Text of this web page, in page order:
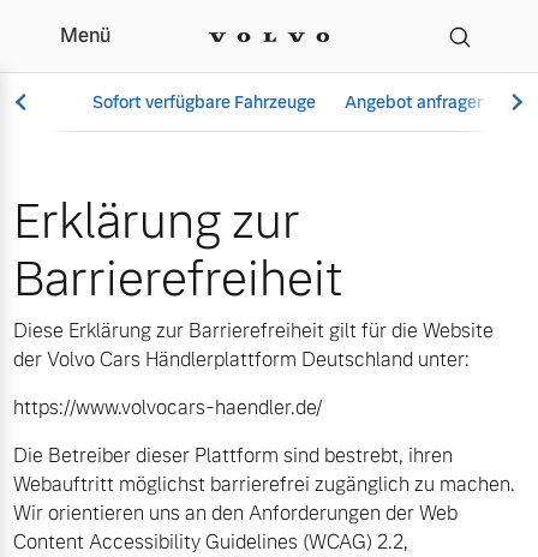
Erklärung zur
Menü
Sofort verfügbare Fahrzeuge Angebot anfragen
Vollelektrisch
6 Modelle
Plug-in Hybrid
3 Modelle
Aktuelle Angebote
Geschäftskunden
Über uns
Unser Team
Erklärung zur
Barrierefreiheit
Diese Erklärung zur Barrierefreiheit gilt für die Website
der Volvo Cars Händlerplattform Deutschland unter:
https://www.volvocars-haendler.de/
Die Betreiber dieser Plattform sind bestrebt, ihren
Webauftritt möglichst barrierefrei zugänglich zu machen.
Wir orientieren uns an den Anforderungen der Web
Content Accessibility Guidelines (WCAG) 2.2,